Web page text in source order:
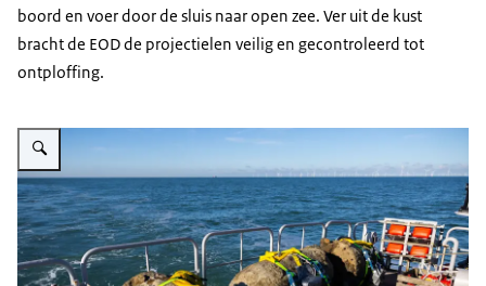
boord en voer door de sluis naar open zee. Ver uit de kust
bracht de EOD de projectielen veilig en gecontroleerd tot
ontploffing.
Vergroot afbeelding 2 zeemijnen aan boord van schip.